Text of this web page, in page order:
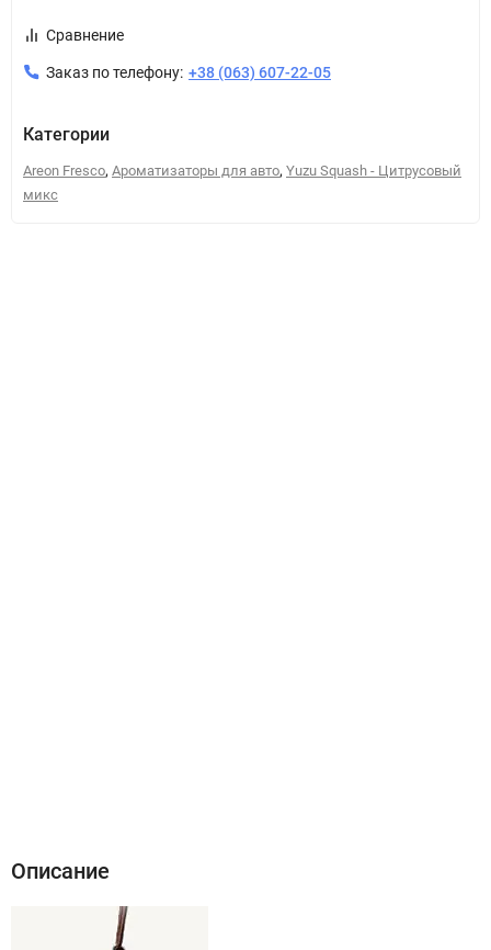
Сравнение
Заказ по телефону: +38 (063) 607-22-05
Категории
Areon Fresco, Ароматизаторы для авто, Yuzu Squash - Цитрусовый
микс
Описание